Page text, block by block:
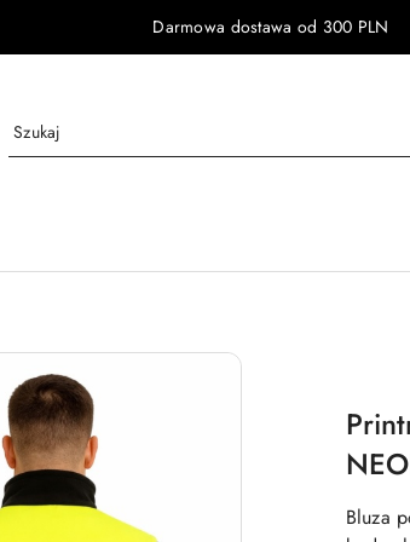
Darmowa dostawa od 300 PLN
Bluza